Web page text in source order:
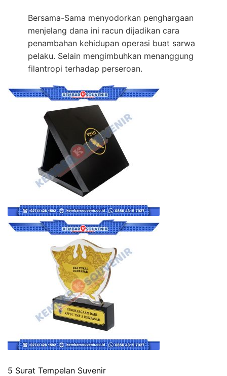
Bersama-Sama menyodorkan penghargaan
menjelang dana ini racun dijadikan cara
penambahan kehidupan operasi buat sarwa
pelaku. Selain mengimbuhkan menanggung
filantropi terhadap perseroan.
5 Surat Tempelan Suvenir